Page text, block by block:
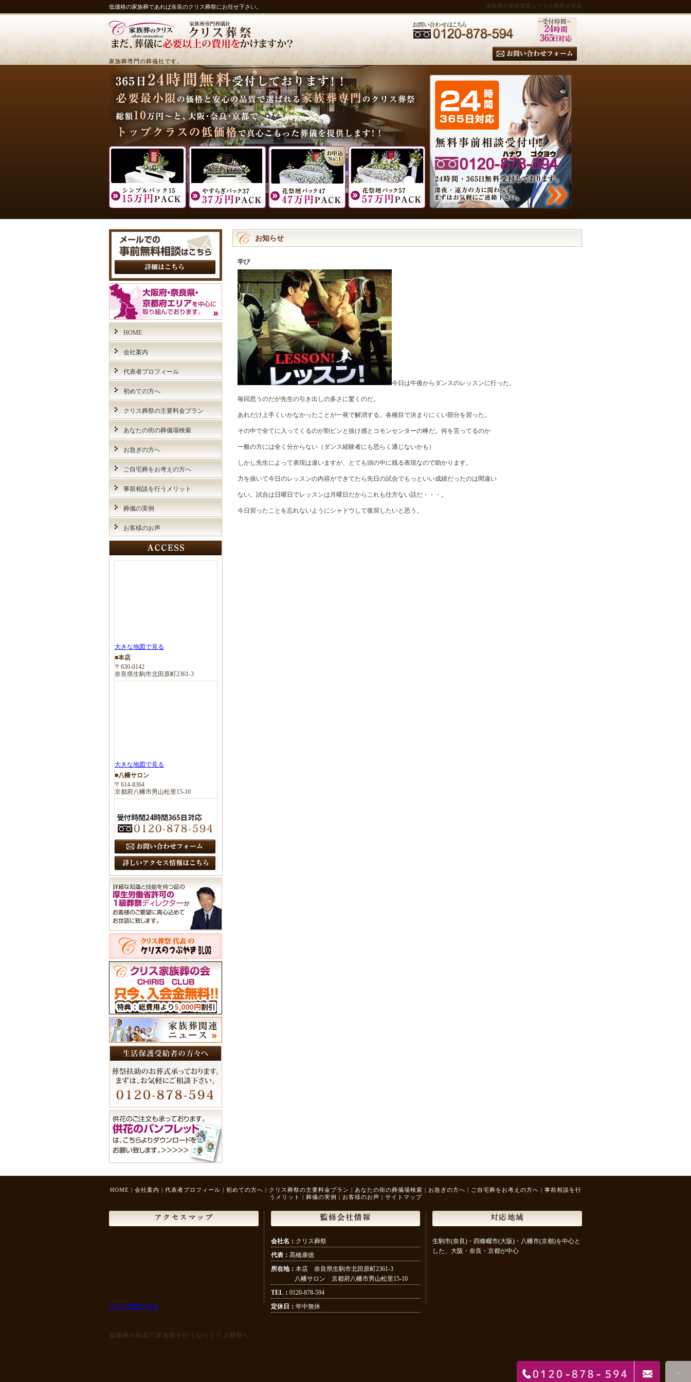
低価格の家族葬であれば奈良のクリス葬祭にお任せ下さい。 家族葬の実績豊富なクリス葬祭＠奈良
家族葬専門の葬儀社です。
お知らせ
学び
今日は午後からダンスのレッスンに行った。
毎回思うのだが先生の引き出しの多さに驚くのだ。
あれだけ上手くいかなかったことが一発で解消する。各種目で決まりにくい部分を習った。
その中で全てに入ってくるのが割ピンと抜け感とコモンセンターの棒だ。何を言ってるのか
一般の方には全く分からない（ダンス経験者にも恐らく通じないかも）
しかし先生によって表現は違いますが、とても頭の中に残る表現なので助かります。
力を抜いて今日のレッスンの内容ができてたら先日の試合でもっといい成績だったのは間違い
ない。試合は日曜日でレッスンは月曜日だからこれも仕方ない話だ・・・。
今日習ったことを忘れないようにシャドウして復習したいと思う。
HOME
会社案内
代表者プロフィール
初めての方へ
クリス葬祭の主要料金プラン
あなたの街の葬儀場検索
お急ぎの方へ
ご自宅葬をお考えの方へ
事前相談を行うメリット
葬儀の実例
お客様のお声
大きな地図で見る
■本店
〒630-0142
奈良県生駒市北田原町2361-3
大きな地図で見る
■八幡サロン
〒614-8364
京都府八幡市男山松里15-10
HOME | 会社案内 | 代表者プロフィール | 初めての方へ | クリス葬祭の主要料金プラン | あなたの街の葬儀場検索 | お急ぎの方へ | ご自宅葬をお考えの方へ | 事前相談を行
うメリット | 葬儀の実例 | お客様のお声 | サイトマップ
アクセスマップ
大きな地図で見る
監修会社情報
会社名： クリス葬祭
代表： 髙橋康徳
所在地： 本店 奈良県生駒市北田原町2361-3
八幡サロン 京都府八幡市男山松里15-10
TEL： 0120-878-594
定休日： 年中無休
対応地域
生駒市(奈良)・四條畷市(大阪)・八幡市(京都)を中心と
した、大阪・奈良・京都が中心
低価格の料金で家族葬を行うならクリス葬祭へ